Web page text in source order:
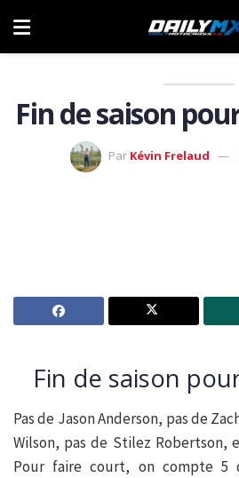
Fin de saison
Par Kévin Frelaud
Fin de saison
Pas de Jason Anderson, pas de
Wilson, pas de Stilez Robertson,
Pour faire court, on compte 5